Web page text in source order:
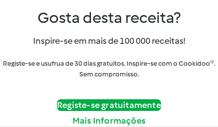
Gosta desta receita?
Inspire-se em mais de 100 000 receitas!
Registe-se e usufrua de 30 dias gratuitos. Inspire-se com o Cookidoo®.
Sem compromisso.
Registe-se gratuitamente
Mais Informações